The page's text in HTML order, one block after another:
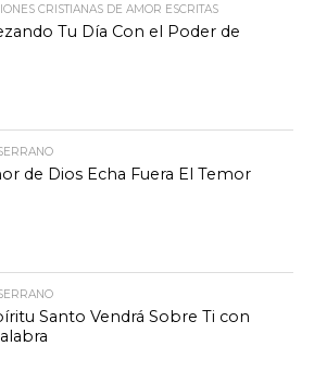
CRISTIANAS DE AMOR ESCRITAS
Tu Día Con el Poder de
de Dios Echa Fuera El Temor
Santo Vendrá Sobre Ti con